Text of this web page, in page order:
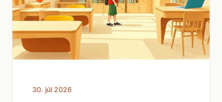
30. júl 2026